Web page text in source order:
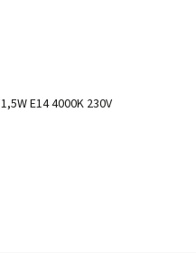
E14 4000K 230V